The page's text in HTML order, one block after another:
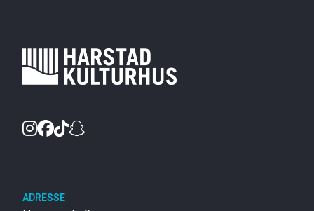
Instagram
Facebook
TikTok
ADRESSE